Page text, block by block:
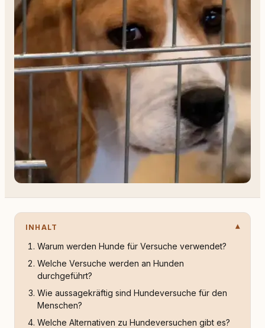
INHALT
Warum werden Hunde für Versuche verwendet?
Welche Versuche werden an Hunden
durchgeführt?
Wie aussagekräftig sind Hundeversuche für den
Menschen?
Welche Alternativen zu Hundeversuchen gibt es?